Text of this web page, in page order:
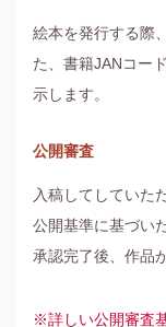
絵本を発行する際
た、書籍JANコー
示します。
公開審査
入稿してしていた
公開基準に基づい
承認完了後、作品
※詳しい公開審査